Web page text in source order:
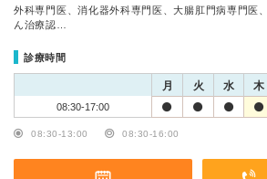
外科専門医、消化器外科専門医、大腸肛門病専門医
ん治療認…
診療時間
月 火 水 木
08:30-17:00
08:30-13:00 08:30-16:00